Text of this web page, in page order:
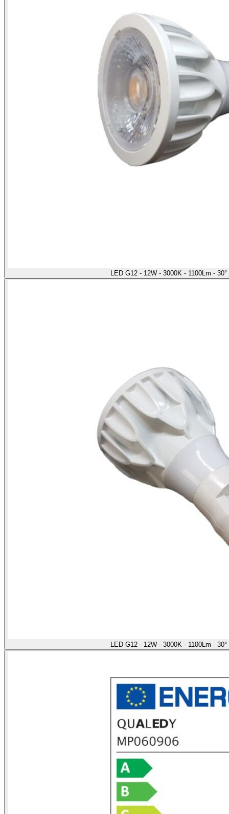
LED G12 - 12W - 3000K - 1100Lm -
LED G12 - 12W - 3000K - 1100Lm -